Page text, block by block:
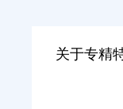
关于专精